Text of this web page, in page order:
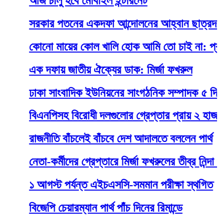
সরকার পতনের একদফা আন্দোলনের আহ্বান ছাত্রদলের
কোনো মায়ের কোল খালি হোক আমি তো চাই না:
এক দফায় জাতীয় ঐক্যের ডাক: মির্জা ফখরুল
ঢাকা সাংবাদিক ইউনিয়নের সাংগঠনিক সম্পাদক ৫ দিনের
বিএনপিসহ বিরোধী দলগুলোর গ্রেপ্তার প্রায় ২ হাজার
রাজনীতি বাঁচলেই বাঁচবে দেশ আদালতে বললেন পার্থ
নেতা-কর্মীদের গ্রেপ্তারে মির্জা ফখরুলের তীব্র নিন্দা ও
১ আগস্ট পর্যন্ত এইচএসসি-সমমান পরীক্ষা স্থগিত
বিজেপি চেয়ারম্যান পার্থ পাঁচ দিনের রিমান্ডে